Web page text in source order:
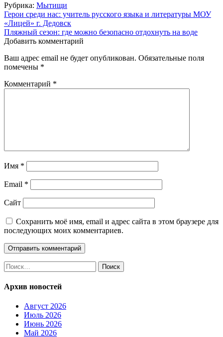
Рубрика: Мытищи
Навигация
по
записям
Герои среди нас: учитель русского языка и литературы МОУ
«Лицей» г. Дедовск
Пляжный сезон: где можно безопасно отдохнуть на воде
Добавить комментарий
Ваш адрес email не будет опубликован. Обязательные поля
помечены *
Комментарий *
Имя *
Email *
Сайт
Сохранить моё имя, email и адрес сайта в этом браузере для
последующих моих комментариев.
Найти:
Архив новостей
Август 2026
Июль 2026
Июнь 2026
Май 2026